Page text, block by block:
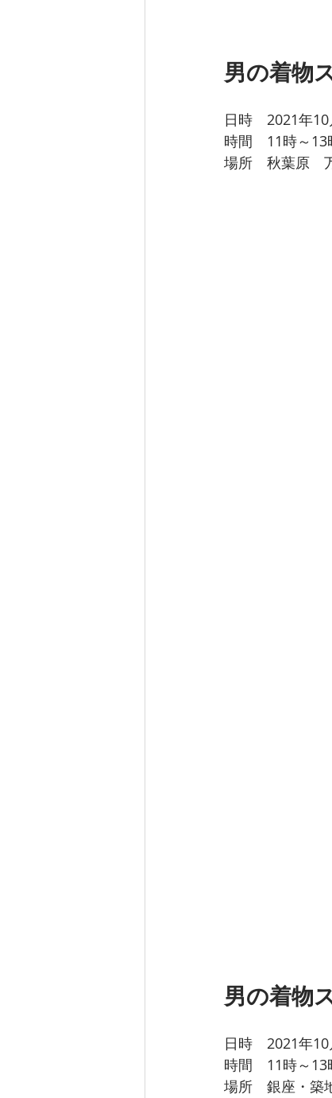
男の着物
日時　2021年10
時間　11時～13
場所　秋葉原　
男の着物
日時　2021年10
時間　11時～13
場所　銀座・築